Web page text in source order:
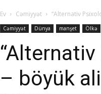
Ev Cəmiyyət “Alternativ
Cəmiyyət Dünya manşet Ölkə
– böyük